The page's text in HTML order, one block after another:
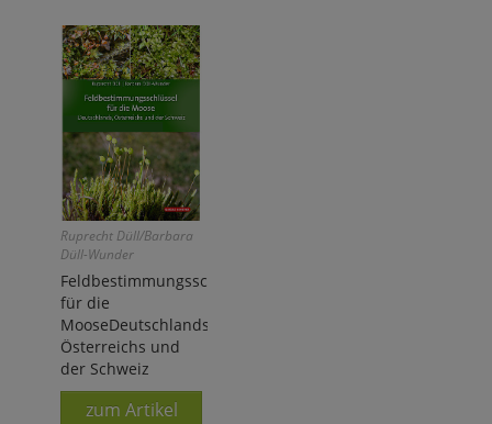
Ruprecht Düll/Barbara
Düll-Wunder
Feldbestimmungsschlüssel
für die
MooseDeutschlands,
Österreichs und
der Schweiz
zum Artikel